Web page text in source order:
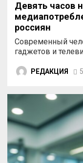
Девять часов
россиян
Современный
гаджетов и
РЕДАКЦИЯ